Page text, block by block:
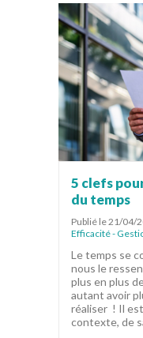
5 clefs
du temps
Publié le 21/04/
Efficacité -
Le temps se
nous le
plus en plus
autant avoir
réaliser ! Il
contexte, de